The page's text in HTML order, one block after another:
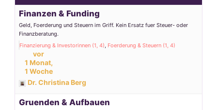
Finanzen & Funding
Geld, Foerderung und Steuern im Griff. Kein Ersatz fuer Steuer- oder
Finanzberatung.
Finanzierung & Investorinnen (1, 4) Foerderung & Steuern (1, 4)
vor
1 Monat,
1 Woche
Dr. Christina Berg
Gruenden & Aufbauen